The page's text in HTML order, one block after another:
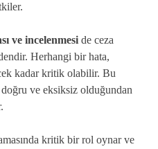
ve incelenmesi de ceza
Herhangi bir hata,
kadar kritik olabilir. Bu
ve eksiksiz olduğundan
kritik bir rol oynar ve